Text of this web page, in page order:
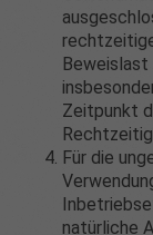
Beweislast
Zeitpunkt
Für die
natürliche